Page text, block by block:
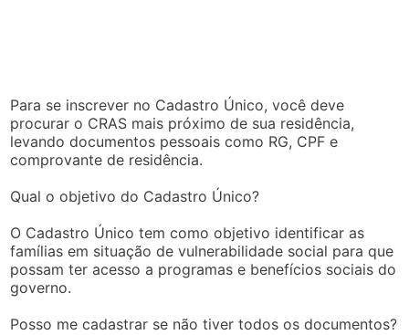
Para se inscrever no Cadastro Único, você deve
procurar o CRAS mais próximo de sua residência,
levando documentos pessoais como RG, CPF e
comprovante de residência.
Qual o objetivo do Cadastro Único?
O Cadastro Único tem como objetivo identificar as
famílias em situação de vulnerabilidade social para que
possam ter acesso a programas e benefícios sociais do
governo.
Posso me cadastrar se não tiver todos os documentos?